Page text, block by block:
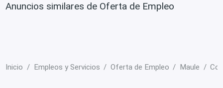
Anuncios similares de Oferta de Empleo
Inicio Empleos y Servicios Oferta de Empleo Maule